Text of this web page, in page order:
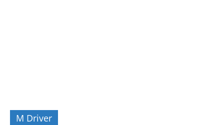
M Driver